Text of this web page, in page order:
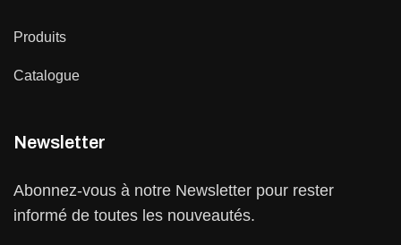
Produits
Catalogue
Newsletter
Abonnez-vous à notre Newsletter pour rester
informé de toutes les nouveautés.